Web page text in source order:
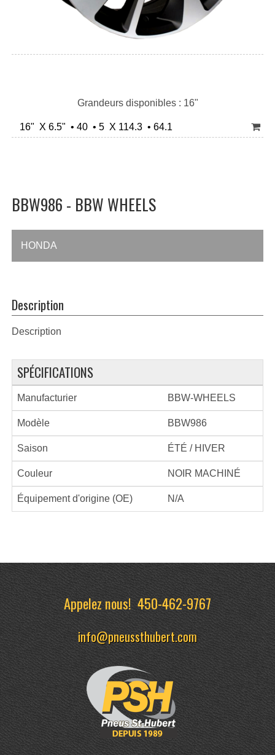
Grandeurs disponibles : 16"
16" X 6.5" • 40 • 5 X 114.3 • 64.1
BBW986 - BBW WHEELS
HONDA
Description
Description
SPÉCIFICATIONS
Manufacturier BBW-WHEELS
Modèle BBW986
Saison ÉTÉ / HIVER
Couleur NOIR MACHINÉ
Équipement d'origine (OE) N/A
Appelez nous!450-462-9767
info@pneussthubert.com